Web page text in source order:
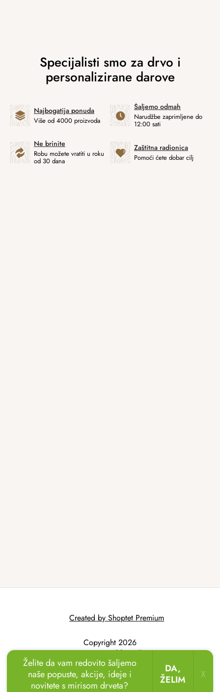
Uživajte u odmoru u vrtu!Drvene ležaljke
sada uz popust
Najbogatija ponuda
Više od 4000 proizvoda
Šaljemo odmah
Narudžbe zaprimljene do
12:00 sati
Ne brinite
Robu možete vratiti u roku
od 30 dana
Zaštitna radionica
Pomoći ćete dobar cilj
Created by Shoptet Premium
Copyright 2026
AtmoWood.hr. All
rights reserved.
Želite da vam redovito šaljemo
naše popuste, akcije, ideje i
novitete s mirisom drveta?
DA,
ŽELIM
X